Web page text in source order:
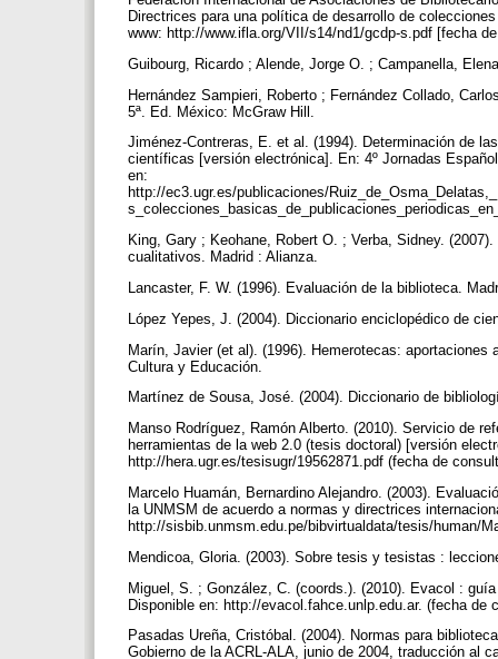
Directrices para una política de desarrollo de
www: http://www.ifla.org/VII/s14/nd1/gcdp-s.pdf [fecha
Guibourg, Ricardo ; Alende, Jorge O. ; Campanella,
Hernández Sampieri, Roberto ; Fernández Collado,
5ª. Ed. México: McGraw Hill.
Jiménez-Contreras, E. et al. (1994). Determinación de
científicas [versión electrónica]. En: 4º Jornadas
en:
http://ec3.ugr.es/publicaciones/
King, Gary ; Keohane, Robert O. ; Verba, Sidney.
cualitativos. Madrid : Alianza.
Lancaster, F. W. (1996). Evaluación de la biblioteca.
López Yepes, J. (2004). Diccionario enciclopédico de
Marín, Javier (et al). (1996). Hemerotecas:
Cultura y Educación.
Martínez de Sousa, José. (2004). Diccionario de
Manso Rodríguez, Ramón Alberto. (2010). Servicio de
herramientas de la web 2.0 (tesis doctoral) [versión
http://hera.ugr.es/tesisugr/19562871.pdf (fecha de
Marcelo Huamán, Bernardino Alejandro. (2003).
la UNMSM de acuerdo a normas y directrices
http://sisbib.unmsm.edu.pe/bibvirtualdata/tesis/human/
Mendicoa, Gloria. (2003). Sobre tesis y tesistas :
Miguel, S. ; González, C. (coords.). (2010). Evacol :
Disponible en: http://evacol.fahce.unlp.edu.ar. (fecha de
Pasadas Ureña, Cristóbal. (2004). Normas para
Gobierno de la ACRL-ALA, junio de 2004, traducción al